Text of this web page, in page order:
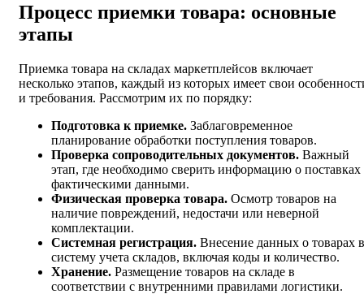
Процесс приемки товара: основные
этапы
Приемка товара на складах маркетплейсов включает
несколько этапов, каждый из которых имеет свои
и требования. Рассмотрим их по порядку:
Подготовка к приемке. Заблаговременное
планирование обработки поступления товаров.
Проверка сопроводительных документов. Важный
этап, где необходимо сверить информацию о поставках
фактическими данными.
Физическая проверка товара. Осмотр товаров на
наличие повреждений, недостачи или неверной
комплектации.
Системная регистрация. Внесение данных о товарах в
систему учета складов, включая коды и количество.
Хранение. Размещение товаров на складе в
соответствии с внутренними правилами логистики.